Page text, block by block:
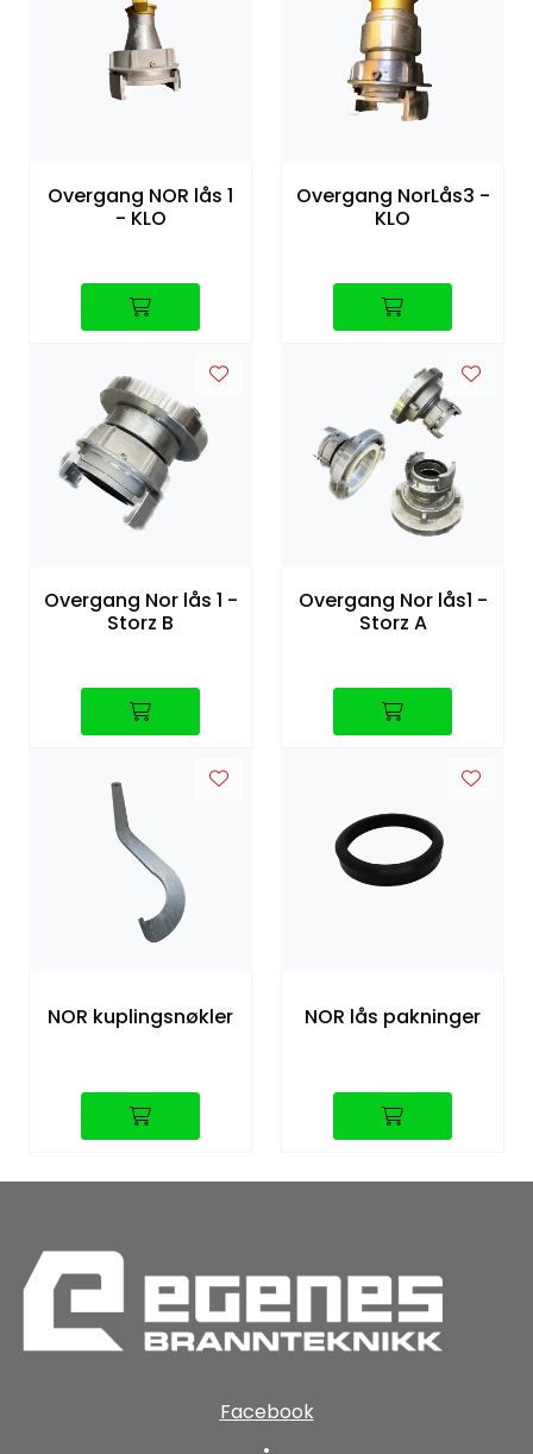
Overgang NOR lås 1
- KLO
Overgang NorLås3 -
KLO
Overgang Nor lås 1 -
Storz B
Overgang Nor lås1 -
Storz A
NOR kuplingsnøkler NOR lås pakninger
Facebook